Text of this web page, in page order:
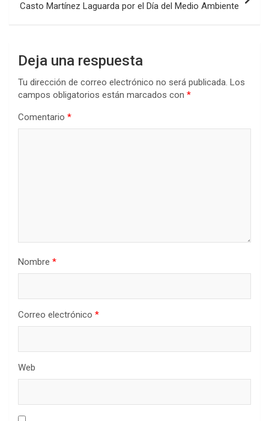
Casto Martínez Laguarda por el Día del Medio Ambiente
Deja una respuesta
Tu dirección de correo electrónico no será publicada. Los
campos obligatorios están marcados con *
Comentario *
Nombre *
Correo electrónico *
Web